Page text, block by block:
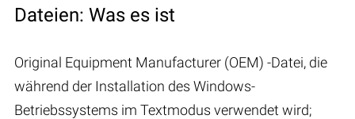
Dateien: Was es ist
Original Equipment Manufacturer (OEM) -Datei, die
während der Installation des Windows-
Betriebssystems im Textmodus verwendet wird;